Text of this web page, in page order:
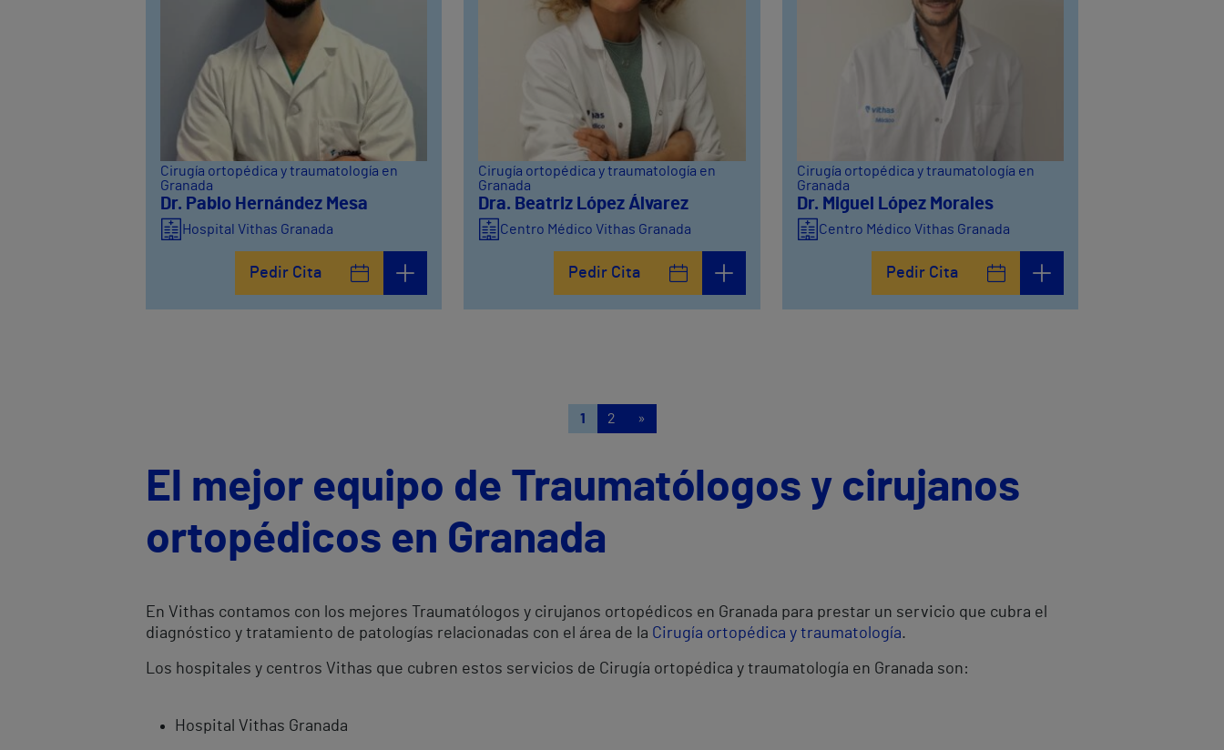
Cirugía ortopédica y traumatología en
Granada
Dr. Pablo Hernández Mesa
Hospital Vithas Granada
Pedir Cita
Cirugía ortopédica y traumatología en
Granada
Dra. Beatriz López Álvarez
Centro Médico Vithas Granada
Pedir Cita
Cirugía ortopédica y traumatología en
Granada
Dr. Miguel López Morales
Centro Médico Vithas Granada
Pedir Cita
1 2 »
El mejor equipo de Traumatólogos y cirujanos
ortopédicos en Granada
En Vithas contamos con los mejores Traumatólogos y cirujanos ortopédicos en Granada para prestar un servicio que cubra el
diagnóstico y tratamiento de patologías relacionadas con el área de la Cirugía ortopédica y traumatología.
Los hospitales y centros Vithas que cubren estos servicios de Cirugía ortopédica y traumatología en Granada son:
Hospital Vithas Granada